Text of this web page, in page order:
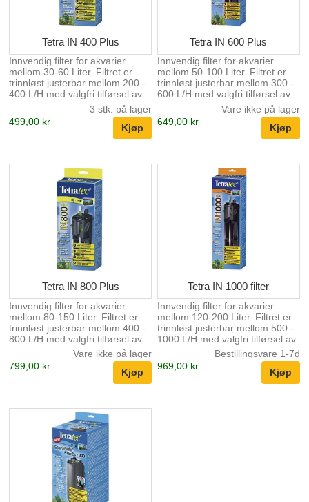
Tetra IN 400 Plus
Innvendig filter for akvarier
mellom 30-60 Liter. Filtret er
trinnløst justerbar mellom 200 -
400 L/H med valgfri tilførsel av
luft gjenom diffusor. Filtret har 2
stk filterpatroner for optimal
biologisk funksjon ved intervall
rengjørning eller innsetting av
3 stk. på lager
499,00 kr
Tetra IN 600 Plus
Innvendig filter for akvarier
mellom 50-100 Liter. Filtret er
trinnløst justerbar mellom 300 -
600 L/H med valgfri tilførsel av
luft gjenom diffusor. Filtret har 2
stk filterpatroner for optimal
biologisk funksjon ved intervall
rengjørning eller innsetting av
Vare ikke på lager
649,00 kr
Tetra IN 800 Plus
Innvendig filter for akvarier
mellom 80-150 Liter. Filtret er
trinnløst justerbar mellom 400 -
800 L/H med valgfri tilførsel av
luft gjenom diffusor. Filtret har 2
stk filterpatroner for optimal
biologisk funksjon ved intervall
rengjørning eller innsetting av
Vare ikke på lager
799,00 kr
Tetra IN 1000 filter
Innvendig filter for akvarier
mellom 120-200 Liter. Filtret er
trinnløst justerbar mellom 500 -
1000 L/H med valgfri tilførsel av
luft gjenom diffusor. Filtret har 2
stk filterpatroner for optimal
biologisk funksjon ved intervall
rengjørning eller innsetting av
Bestillingsvare 1-7d
969,00 kr